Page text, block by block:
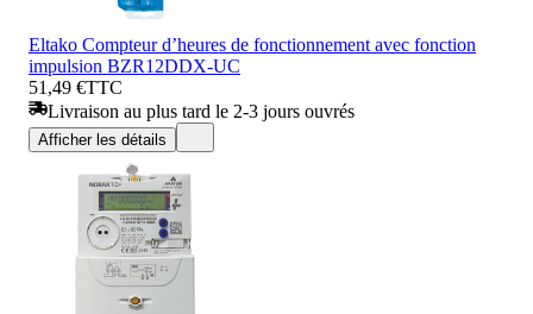
Eltako Compteur d’heures de fonctionnement avec fonction
impulsion BZR12DDX-UC
51,49 €TTC
Livraison au plus tard le 2-3 jours ouvrés
Afficher les détails